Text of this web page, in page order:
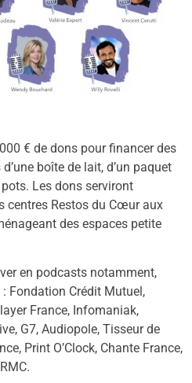
€ de dons pour financer des
boîte de lait, d’un paquet
Les dons serviront
centres Restos du Cœur aux
des espaces petite
en podcasts notamment,
Fondation Crédit Mutuel,
France, Infomaniak,
G7, Audiopole, Tisseur de
Print O’Clock, Chante France,